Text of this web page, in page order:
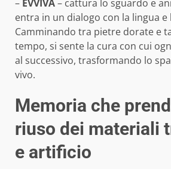
– EVVIVA– cattura lo sguardo e
entra in un dialogo con la lingua e
Camminando tra pietre dorate e
tempo, si sente la cura con cui
al successivo, trasformando lo
vivo.
Memoria che
riuso dei materiali
e artificio